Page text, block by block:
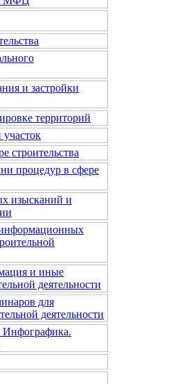
и застройки
территорий
строительства
процедур в сфере
изысканий и
и иные
деятельности
для
деятельности
Инфографика.